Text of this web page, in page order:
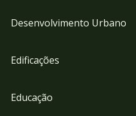
Desenvolvimento Urbano
Edificações
Educação